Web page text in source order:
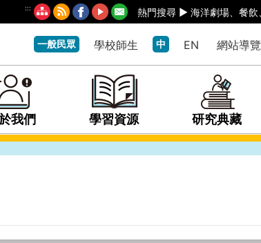
::: 熱門搜尋 ► 海洋劇場、 餐飲
一般民眾 學校師生 中 EN 網站導覽
我們 學習資源 研究典藏